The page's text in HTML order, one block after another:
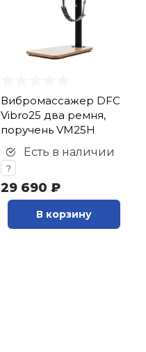
Вибромассажер DFC
Vibro25 два ремня,
поручень VM25H
Есть в наличии
?
29 690 ₽
В корзину